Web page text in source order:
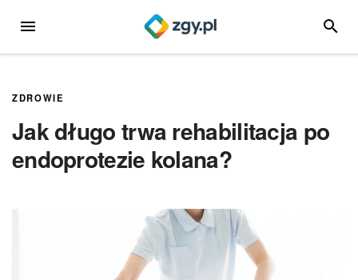
MENU
ZDROWIE
Jak długo trwa rehabilitacja po
endoprotezie kolana?